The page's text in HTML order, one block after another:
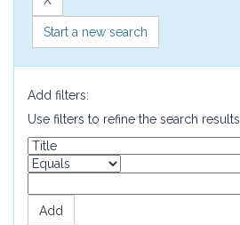
Start a new search
Add filters:
Use filters to refine the search results.